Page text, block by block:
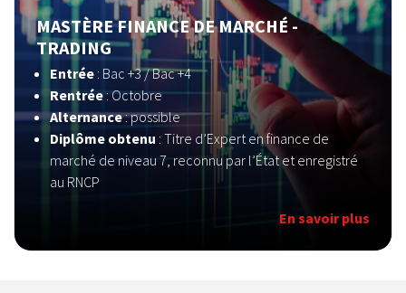
MASTÈRE FINANCE DE MARCHÉ -
TRADING
Entrée : Bac +3 / Bac +4
Rentrée: Octobre
Alternance: possible
Diplôme obtenu : Titre d’Expert en finance de
marché de niveau 7, reconnu par l’État et enregistré
au RNCP
En savoir plus